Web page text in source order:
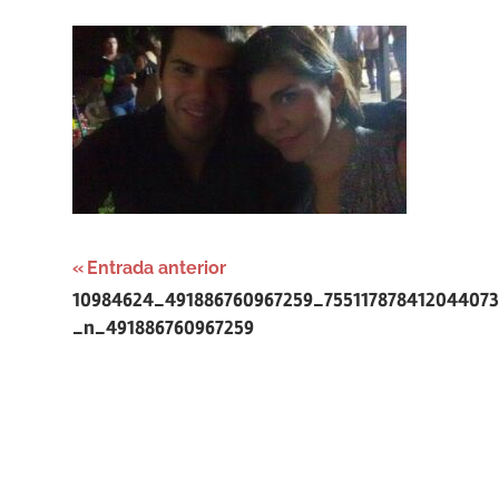
Navegación
de
Entrada anterior
_n_491886760967259